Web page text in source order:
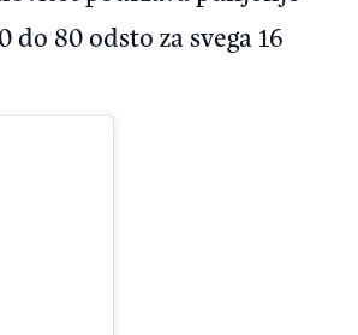
80 odsto za svega 16